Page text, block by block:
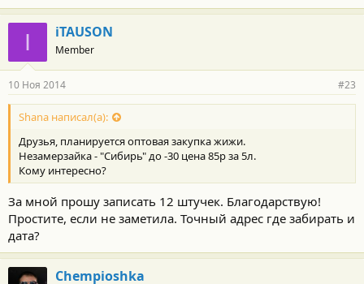
I iTAUSON
Member
10 Ноя 2014 #23
Shana написал(а):
Друзья, планируется оптовая закупка жижи.
Незамерзайка - "Сибирь" до -30 цена 85р за 5л.
Кому интересно?
За мной прошу записать 12 штучек. Благодарствую!
Простите, если не заметила. Точный адрес где забирать и
дата?
Chempioshka